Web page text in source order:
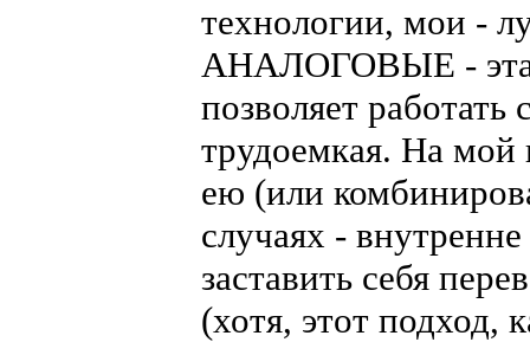
технологии, мои -
АНАЛОГОВЫЕ - эта
позволяет
трудоемкая. На мой
ею (или
случаях -
заставить себя
(хотя, этот подход,